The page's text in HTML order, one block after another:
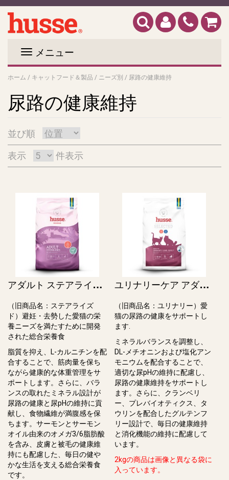
メニュー
ホーム / キャットフード＆製品 / ニーズ別 / 尿路の健康維持
尿路の健康維持
並び順
表示 件表示
ア
ダルト ステアライズド（猫） / Cat Adult Sterilised（旧ステアライズド）
（旧商品名：ステアライズ
ド）避妊・去勢した愛猫の栄
養ニーズを満たすために開発
された総合栄養食
脂質を抑え、L-カルニチンを配
合することで、筋肉量を保ち
ながら健康的な体重管理をサ
ポートします。さらに、バラ
ンスの取れたミネラル設計が
尿路の健康と尿pHの維持に貢
献し、⾷物繊維が満腹感を保
ちます。サーモンとサーモン
オイル由来のオメガ3/6脂肪酸
を含み、⽪膚と被⽑の健康維
持にも配慮した、毎⽇の健や
かな⽣活を⽀える総合栄養⾷
です。
ユ
リナリーケア アダルト / Sensitive Urinary Care Adult（旧ユリナリー）
（旧商品名：ユリナリー）愛
猫の尿路の健康をサポートし
ます.
ミネラルバランスを調整し、
DL-メチオニンおよび塩化アン
モニウムを配合することで、
適切な尿pHの維持に配慮し、
尿路の健康維持をサポートし
ます。さらに、クランベリ
ー、プレバイオティクス、タ
ウリンを配合したグルテンフ
リー設計で、毎日の健康維持
と消化機能の維持に配慮して
います。
2kgの商品は画像と異なる袋に
入っています。